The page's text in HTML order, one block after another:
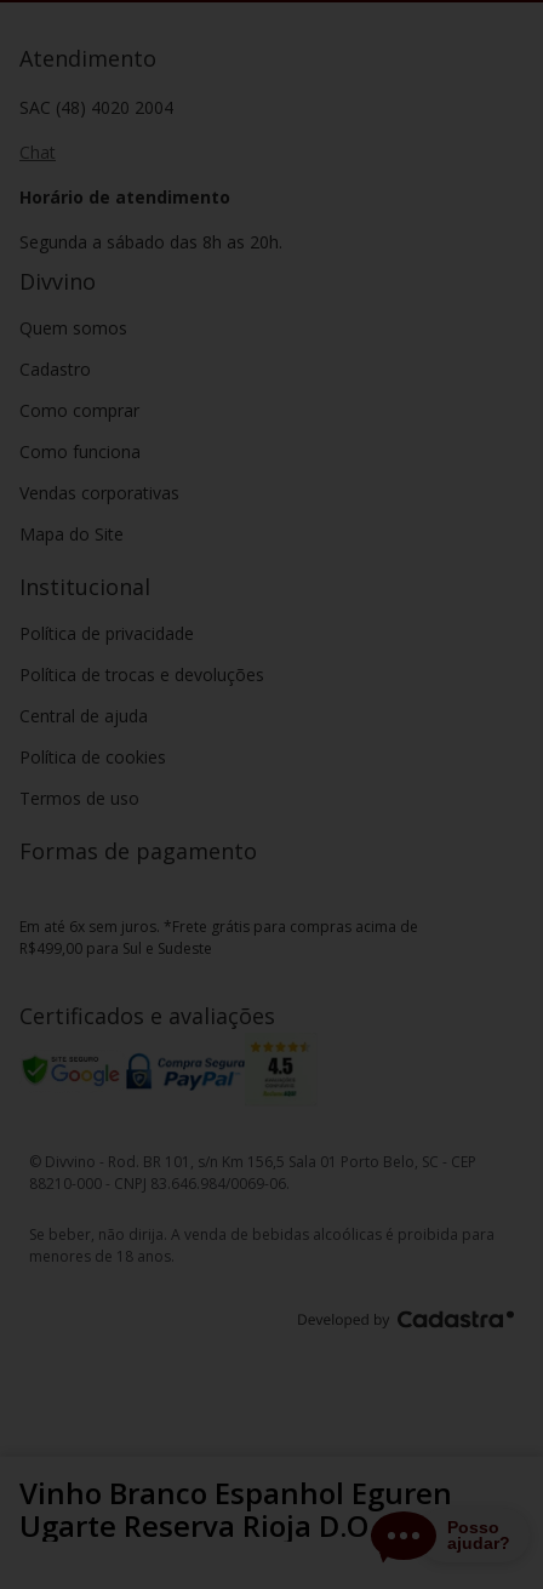
Vinho Branco Espanhol Eguren
Ugarte Reserva Rioja D.O.Ca
Atendimento
SAC (48) 4020 2004
Chat
Horário de atendimento
Segunda a sábado das 8h as 20h.
Divvino
Quem somos
Cadastro
Como comprar
Como funciona
Vendas corporativas
Mapa do Site
Institucional
Política de privacidade
Política de trocas e devoluções
Central de ajuda
Política de cookies
Termos de uso
Formas de pagamento
Em até 6x sem juros. *Frete grátis para compras acima de
R$499,00 para Sul e Sudeste
Certificados e avaliações
© Divvino - Rod. BR 101, s/n Km 156,5 Sala 01 Porto Belo, SC - CEP
88210-000 - CNPJ 83.646.984/0069-06.
Se beber, não dirija. A venda de bebidas alcoólicas é proibida para
menores de 18 anos.